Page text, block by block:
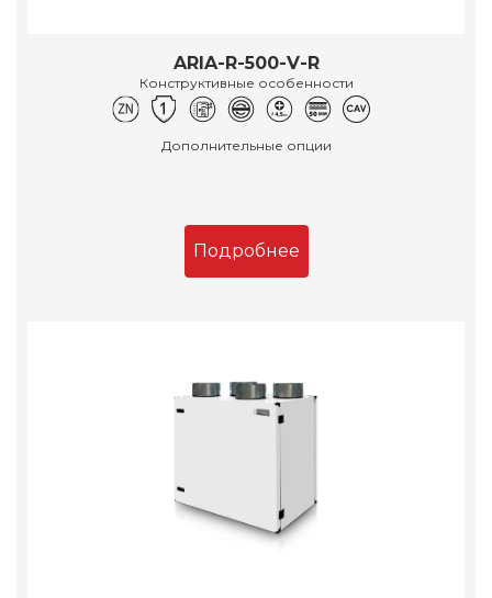
ARIA-R-500-V-R
Конструктивные особенности
Дополнительные опции
Подробнее